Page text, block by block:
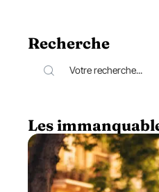
Recherche
Les